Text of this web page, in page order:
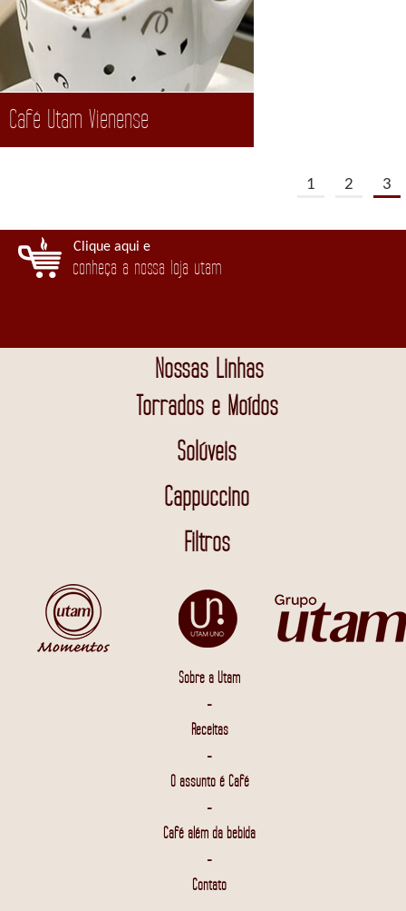
Café Utam Vienense
1 2 3
Clique aqui e
conheça a nossa loja utam
Nossas Linhas
Torrados e Moídos
Solúveis
Cappuccino
Filtros
Sobre a Utam
-
Receitas
-
O assunto é Café
-
Café além da bebida
-
Contato